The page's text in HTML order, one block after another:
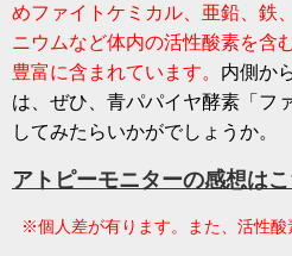
めファイトケミカル、亜鉛、鉄
ニウムなど体内の活性酸素を含
豊富に含まれています。 内側か
は、ぜひ、青パパイヤ酵素「フ
してみたらいかがでしょうか。
アトピーモニターの感想は
※個人差が有ります。また、活性